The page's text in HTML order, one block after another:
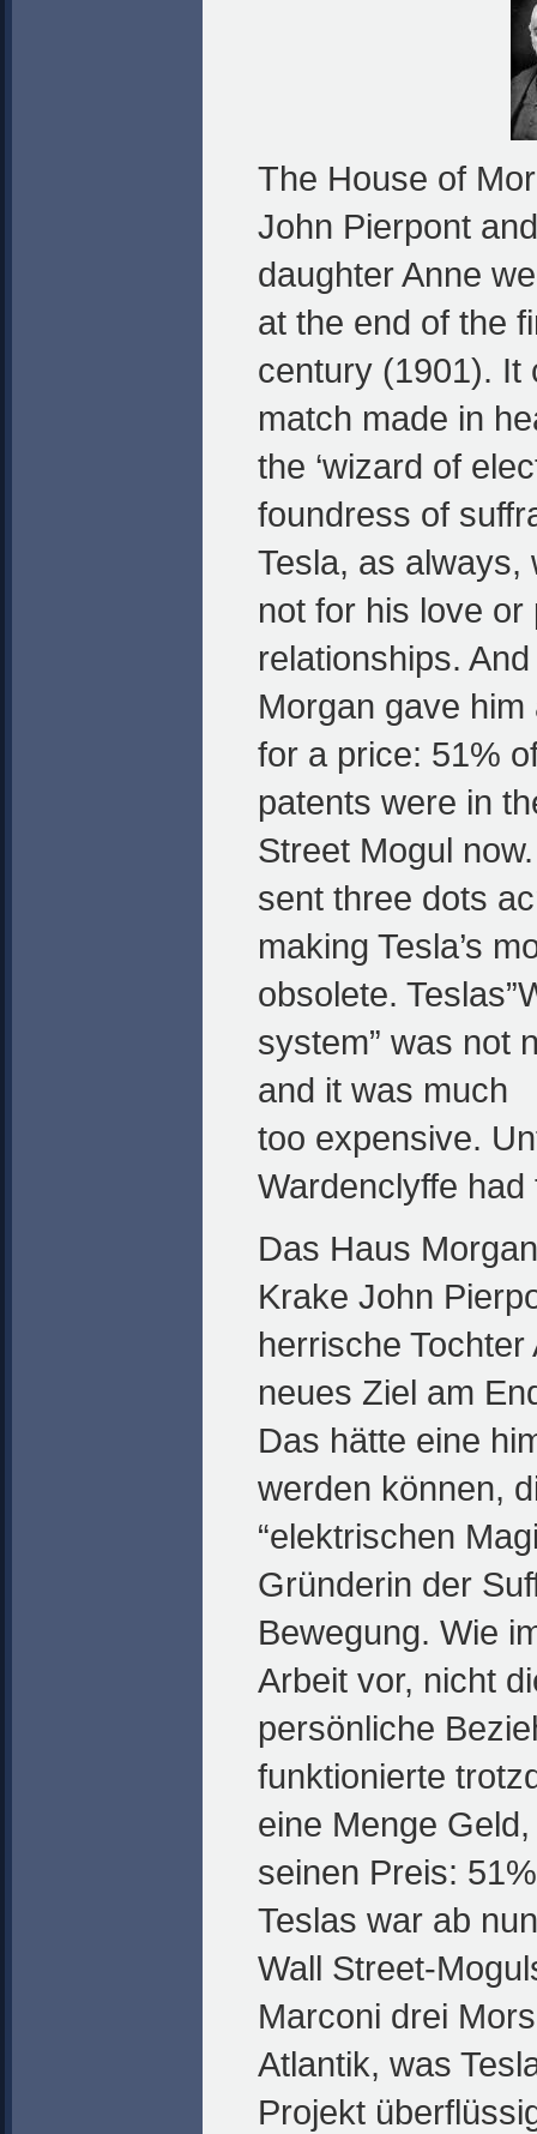
The House of
John Pierpont
daughter Anne
at the end of the
century (1901). It
match made in
the ‘wizard of
foundress of
Tesla, as always,
not for his love or
relationships.
Morgan gave
for a price: 51%
patents were in
Street Mogul
sent three dots
making Tesla’s
obsolete.
system” was not
and it was much
too expensive.
Wardenclyffe
Das Haus
Krake John
herrische
neues Ziel am
Das hätte eine
werden können,
“elektrischen
Gründerin der
Bewegung. Wie
Arbeit vor, nicht
persönliche
funktionierte
eine Menge
seinen Preis:
Teslas war ab
Wall Street-
Marconi drei
Atlantik, was
Projekt